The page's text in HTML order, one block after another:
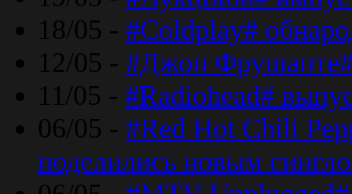
18/05 - #Coldplay#
12/05 - #Джон
11/05 - #Radiohead#
06/05 - #Red Hot Chili
поделились новым